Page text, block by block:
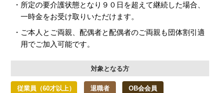
所定の要介護状態となり９０日を超えて継続した場合、
一時金をお受け取りいただけます。
ご本人とご両親、配偶者と配偶者のご両親も団体割引適
用でご加入可能です。
対象となる方
従業員（60才以上） 退職者 OB会会員